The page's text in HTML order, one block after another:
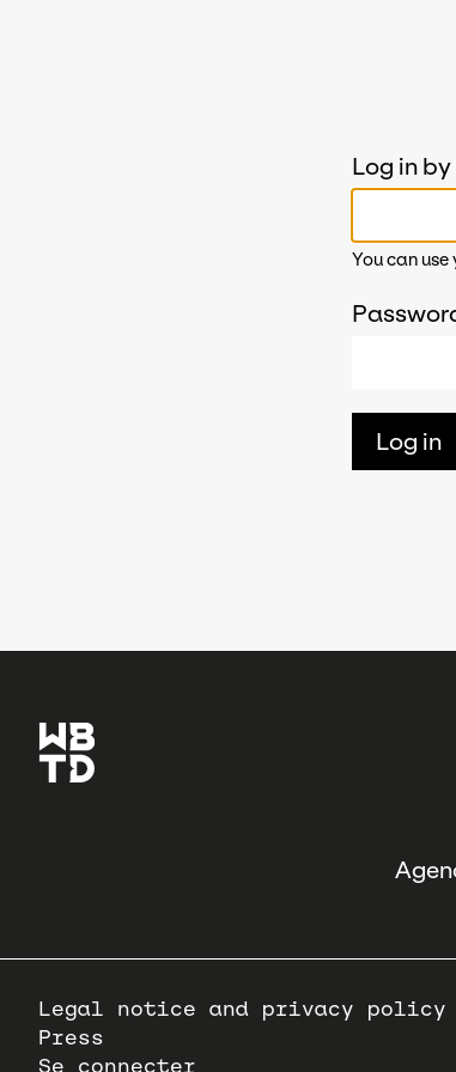
Log in
You can use
Pied
de
page
Legal notice and privacy policy
Press
Se connecter